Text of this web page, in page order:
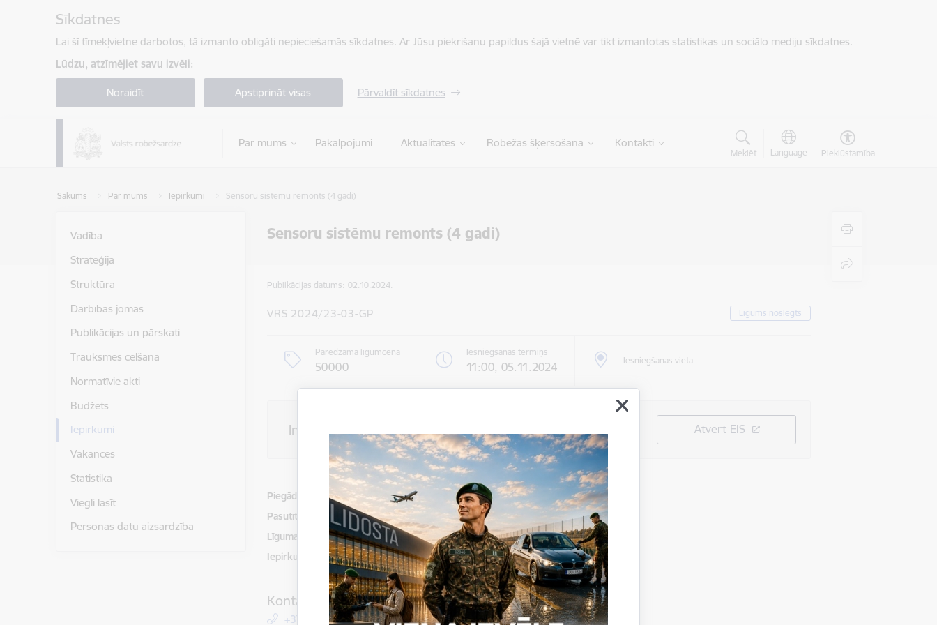
Sīkdatnes
Lai šī tīmekļvietne darbotos, tā izmanto obligāti nepieciešamās sīkdatnes. Ar Jūsu piekrišanu papildus šajā vietnē var tikt izmantotas statistikas un sociālo mediju sīkdatnes.
Lūdzu, atzīmējiet savu izvēli:
Noraidīt Apstiprināt visas Pārvaldīt sīkdatnes
Par mums Pakalpojumi Aktualitātes Robežas šķērsošana Kontakti
Meklēt Language Piekļūstamība
Sākums Par mums Iepirkumi Sensoru sistēmu remonts (4 gadi)
Sensoru sistēmu remonts (4 gadi)
Vadība
Stratēģija
Struktūra
Darbības jomas
Publikācijas un pārskati
Trauksmes celšana
Normatīvie akti
Budžets
Iepirkumi
Vakances
Statistika
Viegli lasīt
Personas datu aizsardzība
Publikācijas datums: 02.10.2024.
VRS 2024/23-03-GP Līgums noslēgts
Paredzamā līgumcena
50000
Iesniegšanas termiņš
11:00, 05.11.2024 Iesniegšanas vieta
Informācija par iepirkumu Atvērt EIS
Piegādātājs / izpildītājs: ''Belss'' SIA
Pasūtītājs
Valsts robežsardze
Līguma izpildes vieta Latgales reģions (LATVIJA), -
Iepirkuma procedūra Atklāts konkurss
Kontakti
+371 67075769